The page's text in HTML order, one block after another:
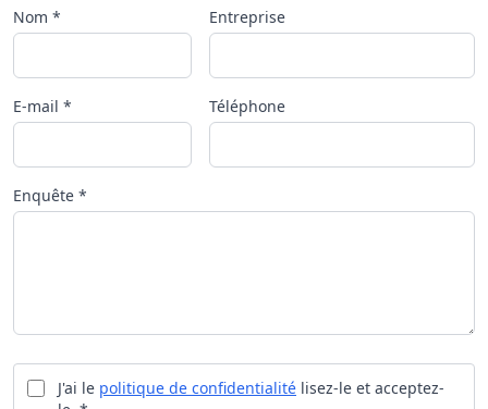
Nom * Entreprise
E-mail * Téléphone
Enquête *
J'ai le politique de confidentialité lisez-le et acceptez-